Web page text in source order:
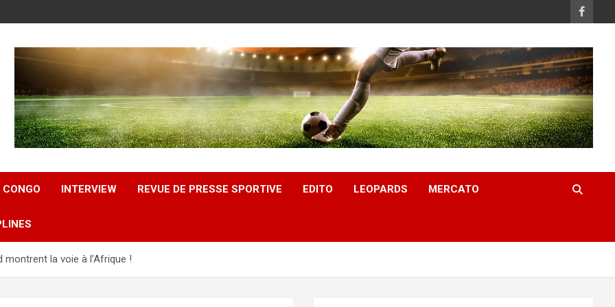
CONGO INTERVIEW REVUE DE PRESSE SPORTIVE EDITO LEOPARDS MERCATO
montrent la voie à l’Afrique !